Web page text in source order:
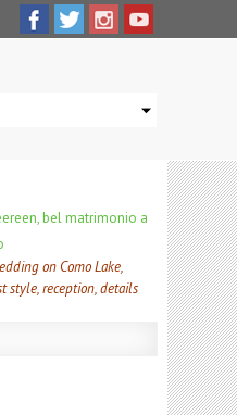
bel matrimonio a
on Como Lake,
style, reception, details